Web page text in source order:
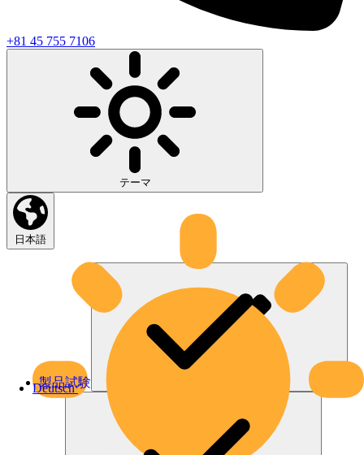
+81 45 755 7106
テーマ
日本語
Deutsch
製品試験